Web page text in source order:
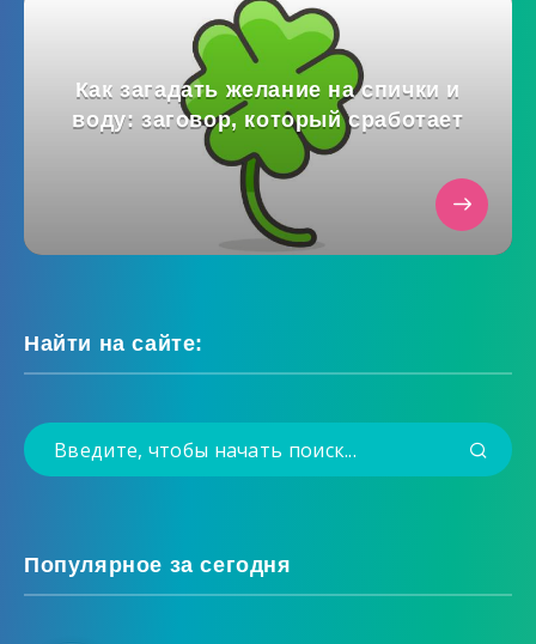
Как загадать желание на спички и
воду: заговор, который сработает
Найти на сайте:
Популярное за сегодня